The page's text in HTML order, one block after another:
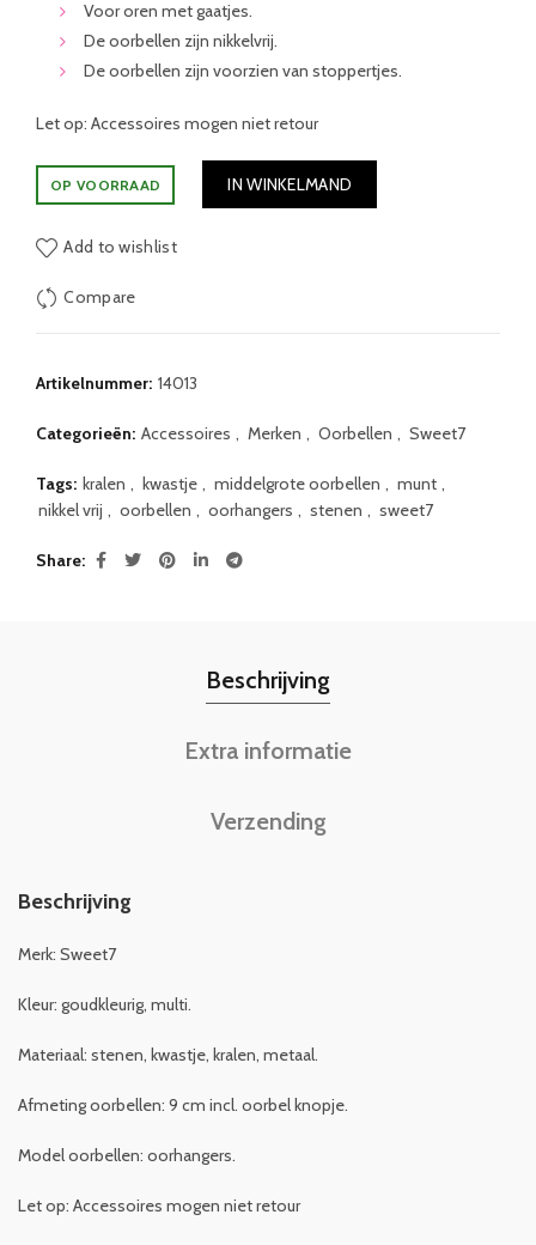
Voor oren met gaatjes.
De oorbellen zijn nikkelvrij.
De oorbellen zijn voorzien van stoppertjes.
Let op: Accessoires mogen niet retour
OP VOORRAAD IN WINKELMAND
Add to wishlist
Compare
Artikelnummer: 14013
Categorieën: Accessoires , Merken , Oorbellen , Sweet7
Tags: kralen , kwastje , middelgrote oorbellen , munt ,
nikkel vrij , oorbellen , oorhangers , stenen , sweet7
Share
Beschrijving
Extra informatie
Verzending
Beschrijving
Merk: Sweet7
Kleur: goudkleurig, multi.
Materiaal: stenen, kwastje, kralen, metaal.
Afmeting oorbellen: 9 cm incl. oorbel knopje.
Model oorbellen: oorhangers.
Let op: Accessoires mogen niet retour